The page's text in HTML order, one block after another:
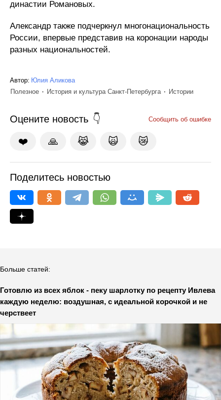
династии Романовых.
Александр также подчеркнул многонациональность
России, впервые представив на коронации народы
разных национальностей.
Автор: Юлия Аликова
Полезное
История и культура Санкт-Петербурга Истории
Оцените новость Сообщить об ошибке
❤️ 🙏 😹 🙀 😿
Поделитесь новостью
Больше статей:
Готовлю из всех яблок - пеку шарлотку по рецепту Ивлева
каждую неделю: воздушная, с идеальной корочкой и не
черствеет